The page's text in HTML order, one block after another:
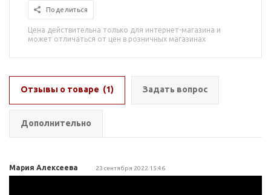
Поделиться
Цена действительна только для интернет-магазина и
может отличаться от цен в розничных магазинах
Отзывы о товаре (1) Задать вопрос
Дополнительно
Мария Алексеева 23 сентября 2022 15:46